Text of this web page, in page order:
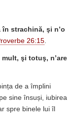
strachină, şi n’o
26:15.
şi totuş, n’are
de a împlini
sine însuși, iubirea
spre binele lui îl